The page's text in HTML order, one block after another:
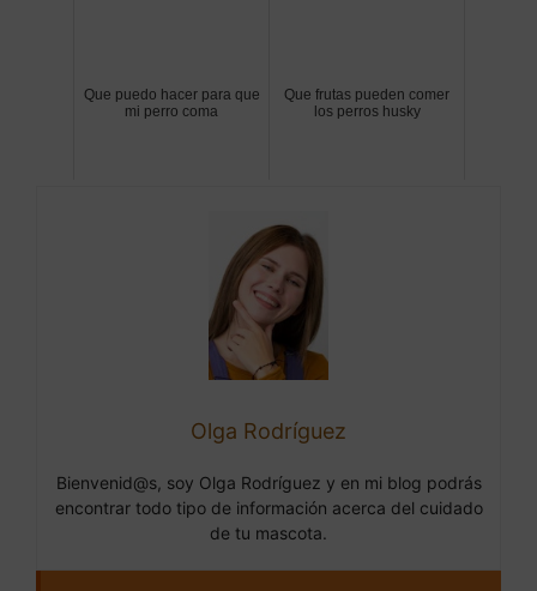
Que puedo hacer para que
mi perro coma
Que frutas pueden comer
los perros husky
Olga Rodríguez
Bienvenid@s, soy Olga Rodríguez y en mi blog podrás
encontrar todo tipo de información acerca del cuidado
de tu mascota.